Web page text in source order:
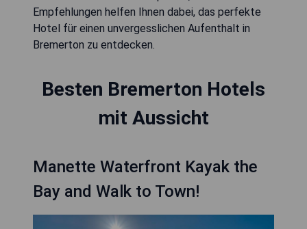
Empfehlungen helfen Ihnen dabei, das perfekte
Hotel für einen unvergesslichen Aufenthalt in
Bremerton zu entdecken.
Besten Bremerton Hotels
mit Aussicht
Manette Waterfront Kayak the
Bay and Walk to Town!